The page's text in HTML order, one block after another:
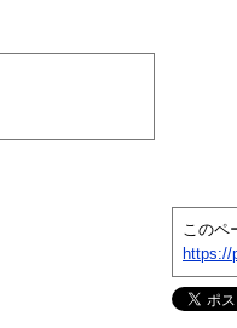
このペ
https://